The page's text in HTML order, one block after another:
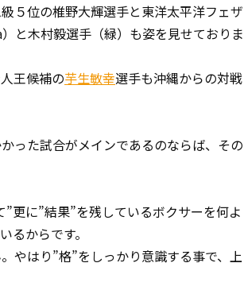
５位の椎野大輝選手と東洋太平洋フェザ
と木村毅選手（緑）も姿を見せておりま
王候補の芋生敏幸選手も沖縄からの対戦
った試合がメインであるのならば、その
更に”結果”を残しているボクサーを何よ
るからです。
やはり”格”をしっかり意識する事で、上